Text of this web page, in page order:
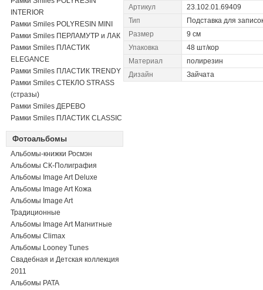
INTERIOR
Рамки Smiles POLYRESIN MINI
Рамки Smiles ПЕРЛАМУТР и ЛАК
Рамки Smiles ПЛАСТИК
ELEGANCE
Рамки Smiles ПЛАСТИК TRENDY
Рамки Smiles СТЕКЛО STRASS
(стразы)
Рамки Smiles ДЕРЕВО
Рамки Smiles ПЛАСТИК CLASSIC
Фотоальбомы
Альбомы-книжки Росмэн
Альбомы СК-Полиграфия
Альбомы Image Art Deluxe
Альбомы Image Art Кожа
Альбомы Image Art
Традиционные
Альбомы Image Art Магнитные
Альбомы Climax
Альбомы Looney Tunes
Свадебная и Детская коллекция
2011
Альбомы PATA
Артикул
23.102.01.69409
Тип
Подставка для
Размер
9 см
Упаковка
48 шт/кор
Материал
полирезин
Дизайн
Зайчата